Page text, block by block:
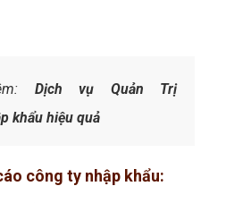
cáo Google Adwords